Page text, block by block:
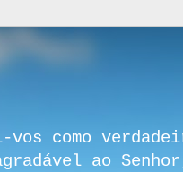
como
ao